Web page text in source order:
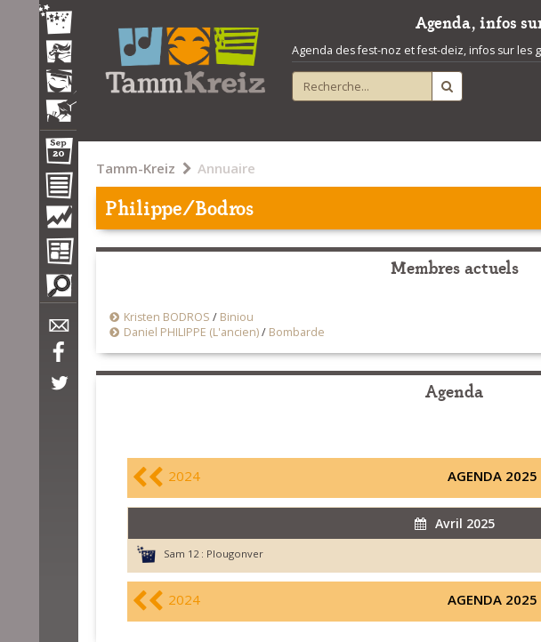
Agenda, infos
Agenda des fest-noz et fest-deiz, infos sur les
Tamm-Kreiz Annuaire
Philippe/Bodros
Membres actuels
Kristen BODROS / Biniou
Daniel PHILIPPE (L'ancien)/ Bombarde
Agenda
2024 AGENDA 2025
Avril 2025
Sam 12 : Plougonver
2024 AGENDA 2025